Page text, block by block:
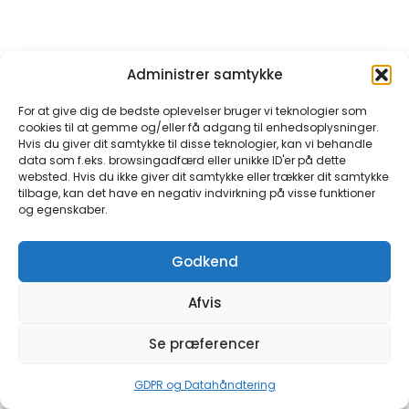
Administrer samtykke
For at give dig de bedste oplevelser bruger vi teknologier som
cookies til at gemme og/eller få adgang til enhedsoplysninger.
Hvis du giver dit samtykke til disse teknologier, kan vi behandle
data som f.eks. browsingadfærd eller unikke ID'er på dette
websted. Hvis du ikke giver dit samtykke eller trækker dit samtykke
tilbage, kan det have en negativ indvirkning på visse funktioner
og egenskaber.
Godkend
Afvis
Se præferencer
GDPR og Datahåndtering